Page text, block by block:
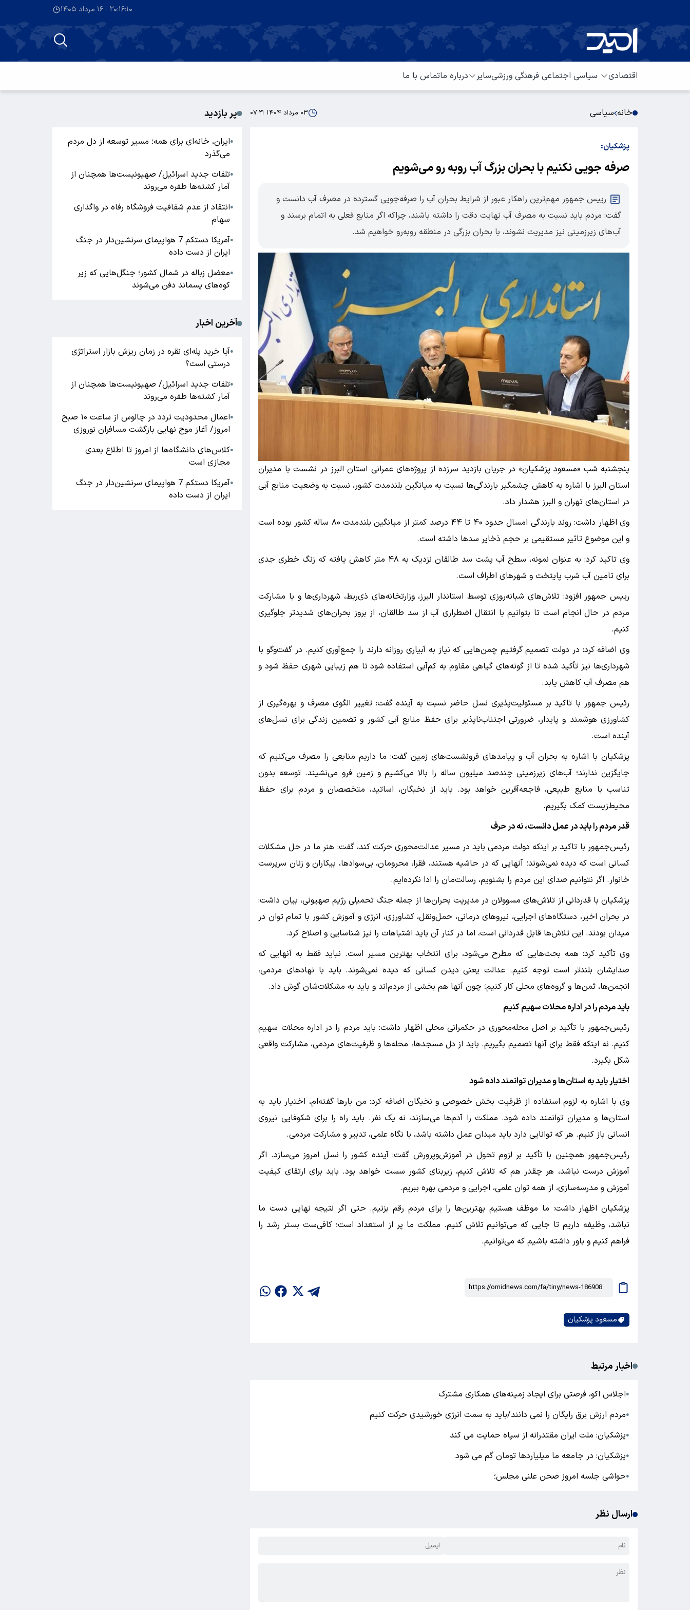
۲۰:۱۶:۱۱ - ۱۶ مرداد ۱۴۰۵
اقتصادی سیاسی اجتماعی فرهنگی ورزشیسایر درباره ماتماس با ما
خانه سیاسی ۰۳ مرداد ۱۴۰۴ ۰۷:۲۱
پزشکیان:
صرفه جویی نکنیم با بحران بزرگ آب روبه رو می‌شویم
رییس جمهور مهم‌ترین راهکار عبور از شرایط بحران آب را صرفه‌جویی گسترده در مصرف آب دانست و
گفت: مردم باید نسبت به مصرف آب نهایت دقت را داشته باشند، چراکه اگر منابع فعلی به اتمام برسند و
آب‌های زیرزمینی نیز مدیریت نشوند، با بحران بزرگی در منطقه رو‌به‌رو خواهیم شد.
پنجشنبه شب «مسعود پزشکیان» در جریان بازدید سرزده از پروژه‌های عمرانی استان البرز در نشست با مدیران
استان البرز با اشاره به کاهش چشمگیر بارندگی‌ها نسبت به میانگین بلندمدت کشور، نسبت به وضعیت منابع آبی
در استان‌های تهران و البرز هشدار داد.
وی اظهار داشت: روند بارندگی امسال حدود ۴۰ تا ۴۴ درصد کمتر از میانگین بلندمدت ۸۰ ساله کشور بوده است
و این موضوع تاثیر مستقیمی بر حجم ذخایر سد‌ها داشته است.
وی تاکید کرد: به عنوان نمونه، سطح آب پشت سد طالقان نزدیک به ۴۸ متر کاهش یافته که زنگ خطری جدی
برای تامین آب شرب پایتخت و شهر‌های اطراف است.
رییس جمهور افزود: تلاش‌های شبانه‌روزی توسط استاندار البرز، وزارتخانه‌های ذی‌ربط، شهرداری‌ها و با مشارکت
مردم در حال انجام است تا بتوانیم با انتقال اضطراری آب از سد طالقان، از بروز بحران‌های شدیدتر جلوگیری
کنیم.
وی اضافه کرد: در دولت تصمیم گرفتیم چمن‌هایی که نیاز به آبیاری روزانه دارند را جمع‌آوری کنیم. در گفت‌و‌گو با
شهرداری‌ها نیز تأکید شده تا از گونه‌های گیاهی مقاوم به کم‌آبی استفاده شود تا هم زیبایی شهری حفظ شود و
هم مصرف آب کاهش یابد.
رئیس جمهور با تاکید بر مسئولیت‌پذیری نسل حاضر نسبت به آینده گفت: تغییر الگوی مصرف و بهره‌گیری از
کشاورزی هوشمند و پایدار، ضرورتی اجتناب‌ناپذیر برای حفظ منابع آبی کشور و تضمین زندگی برای نسل‌های
آینده است.
پزشکیان با اشاره به بحران آب و پیامد‌های فرونشست‌های زمین گفت: ما داریم منابعی را مصرف می‌کنیم که
جایگزین ندارند؛ آب‌های زیرزمینی چندصد میلیون ساله را بالا می‌کشیم و زمین فرو می‌نشیند. توسعه بدون
تناسب با منابع طبیعی، فاجعه‌آفرین خواهد بود. باید از نخبگان، اساتید، متخصصان و مردم برای حفظ
محیط‌زیست کمک بگیریم.
قدر مردم را باید در عمل دانست، نه در حرف
رئیس‌جمهور با تاکید بر اینکه دولت مردمی باید در مسیر عدالت‌محوری حرکت کند، گفت: هنر ما در حل مشکلات
کسانی است که دیده نمی‌شوند؛ آنهایی که در حاشیه هستند، فقرا، محرومان، بی‌سوادها، بیکاران و زنان سرپرست
خانوار. اگر نتوانیم صدای این مردم را بشنویم، رسالت‌مان را ادا نکرده‌ایم.
پزشکیان با قدردانی از تلاش‌های مسوولان در مدیریت بحران‌ها از جمله جنگ تحمیلی رژیم صهیونی، بیان داشت:
در بحران اخیر، دستگاه‌های اجرایی، نیرو‌های درمانی، حمل‌ونقل، کشاورزی، انرژی و آموزش کشور با تمام توان در
میدان بودند. این تلاش‌ها قابل قدردانی است، اما در کنار آن باید اشتباهات را نیز شناسایی و اصلاح کرد.
وی تأکید کرد: همه بحث‌هایی که مطرح می‌شود، برای انتخاب بهترین مسیر است. نباید فقط به آنهایی که
صدایشان بلندتر است توجه کنیم. عدالت یعنی دیدن کسانی که دیده نمی‌شوند. باید با نهاد‌های مردمی،
انجمن‌ها، ثمن‌ها و گروه‌های محلی کار کنیم؛ چون آنها هم بخشی از مردم‌اند و باید به مشکلات‌شان گوش داد.
باید مردم را در اداره محلات سهیم کنیم
رئیس‌جمهور با تأکید بر اصل محله‌محوری در حکمرانی محلی اظهار داشت: باید مردم را در اداره محلات سهیم
کنیم. نه اینکه فقط برای آنها تصمیم بگیریم. باید از دل مسجدها، محله‌ها و ظرفیت‌های مردمی، مشارکت واقعی
شکل بگیرد.
اختیار باید به استان‌ها و مدیران توانمند داده شود
وی با اشاره به لزوم استفاده از ظرفیت بخش خصوصی و نخبگان اضافه کرد: من بار‌ها گفته‌ام، اختیار باید به
استان‌ها و مدیران توانمند داده شود. مملکت را آدم‌ها می‌سازند، نه یک نفر. باید راه را برای شکوفایی نیروی
انسانی باز کنیم. هر که توانایی دارد باید میدان عمل داشته باشد، با نگاه علمی، تدبیر و مشارکت مردمی.
رئیس‌جمهور همچنین با تأکید بر لزوم تحول در آموزش‌وپرورش گفت: آینده کشور را نسل امروز می‌سازد. اگر
آموزش درست نباشد، هر چقدر هم که تلاش کنیم، زیربنای کشور سست خواهد بود. باید برای ارتقای کیفیت
آموزش و مدرسه‌سازی، از همه توان علمی، اجرایی و مردمی بهره ببریم.
پزشکیان اظهار داشت: ما موظف هستیم بهترین‌ها را برای مردم رقم بزنیم. حتی اگر نتیجه نهایی دست ما
نباشد، وظیفه داریم تا جایی که می‌توانیم تلاش کنیم. مملکت ما پر از استعداد است؛ کافی‌ست بستر رشد را
فراهم کنیم و باور داشته باشیم که می‌توانیم.
مسعود پزشکیان
اخبار مرتبط
●اجلاس اکو، فرصتی برای ایجاد زمینه‌های همکاری مشترک
●مردم ارزش برق رایگان را نمی دانند/باید به سمت انرژی خورشیدی حرکت کنیم
●پزشکیان: ملت ایران مقتدرانه از سپاه حمایت می کند
●پزشکیان: در جامعه ما میلیاردها تومان گم می شود
●حواشی جلسه امروز صحن علنی مجلس؛
ارسال نظر
پر بازدید
●ایران، خانه‌ای برای همه؛ مسیر توسعه از دل مردم
می‌گذرد
●تلفات جدید اسرائیل/ صهیونیست‌ها همچنان از
آمار کشته‌ها طفره می‌روند
●انتقاد از عدم شفافیت فروشگاه رفاه در واگذاری
سهام
●
آمریکا دستکم 7 هواپیمای سرنشین‌دار در جنگ
ایران از دست داده
●معضل زباله در شمال کشور؛ جنگل‌هایی که زیر
کوه‌های پسماند دفن می‌شوند
آخرین اخبار
●آیا خرید پله‌ای نقره در زمان ریزش بازار استراتژی
درستی است؟
●تلفات جدید اسرائیل/ صهیونیست‌ها همچنان از
آمار کشته‌ها طفره می‌روند
●
اعمال محدودیت تردد در چالوس از ساعت ۱۰ صبح
امروز/ آغاز موج نهایی بازگشت مسافران نوروزی
●کلاس‌های دانشگاه‌ها از امروز تا اطلاع بعدی
مجازی است
●
آمریکا دستکم 7 هواپیمای سرنشین‌دار در جنگ
ایران از دست داده